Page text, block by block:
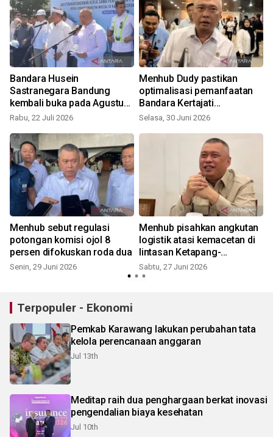
Bandara Husein
Sastranegara Bandung
kembali buka pada Agustus
2026
Rabu, 22 Juli 2026
Menhub Dudy pastikan
optimalisasi pemanfaatan
Bandara Kertajati
Majalengka-Jabar
Selasa, 30 Juni 2026
Menhub sebut regulasi
potongan komisi ojol 8
persen difokuskan roda dua
Senin, 29 Juni 2026
Menhub pisahkan angkutan
logistik atasi kemacetan di
lintasan Ketapang-
Gilimanuk
Sabtu, 27 Juni 2026
Terpopuler - Ekonomi
Pemkab Karawang lakukan perubahan tata
kelola perencanaan anggaran
Jul 13th
Meditap raih dua penghargaan berkat inovasi
pengendalian biaya kesehatan
Jul 10th